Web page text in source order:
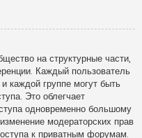
на структурные части,
Каждый пользователь
каждой группе могут быть
Это облегчает
одновременно большому
модераторских прав
к приватным форумам.